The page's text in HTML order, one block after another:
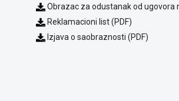
Obrazac za odustanak od ugovora
Reklamacioni list (PDF)
Izjava o saobraznosti (PDF)